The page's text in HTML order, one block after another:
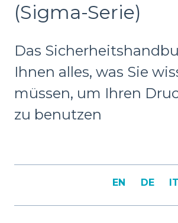
(Sigma-Serie)
Das
Ihnen alles, was Sie
müssen, um Ihren
zu benutzen
EN DE IT